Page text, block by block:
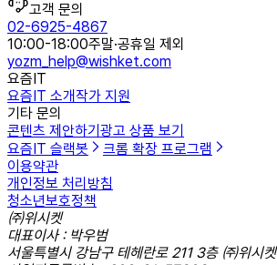
고객 문의
02-6925-4867
10:00-18:00주말·공휴일 제외
yozm_help@wishket.com
요즘IT
요즘IT 소개작가 지원
기타 문의
콘텐츠 제안하기 광고 상품 보기
요즘IT 슬랙봇
크롬 확장 프로그램
이용약관
개인정보 처리방침
청소년보호정책
㈜위시켓
대표이사 : 박우범
서울특별시 강남구 테헤란로 211 3층 ㈜위시켓